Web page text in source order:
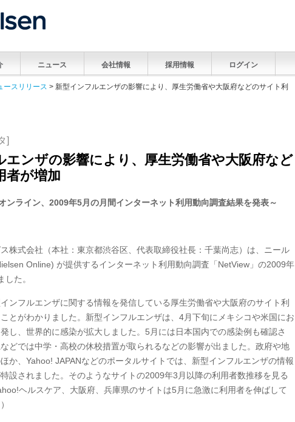
ニュース 会社情報 採用情報 ログイン
ースリリース > 新型インフルエンザの影響により、厚生労働省や大阪府などのサイト利
]
エンザの影響により、厚生労働省や大阪府など
者が増加
ンライン、2009年5月 の月間インターネット利用動向調査結果を発表～
株式会社（本社：東京都渋谷区、代表取締役社長：千葉尚志）は、ニール
Online) が提供するインターネット利用動向調査「NetView」の2009年
した。
ンフルエンザに関する情報を発信している厚生労働省や大阪府のサイト利
とがわかりました。新型インフルエンザは、4月下旬にメキシコや米国にお
し、世界的に感染が拡大しました。5月には日本国内での感染例も確認さ
どでは中学・高校の休校措置が取られるなどの影響が出ました。政府や地
か、Yahoo! JAPANなどのポータルサイトでは、新型インフルエンザの情報
設されました。そのようなサイトの2009年3月以降の利用者数推移を見る
ヘルスケア、大阪府、兵庫県のサイトは5月に急激に利用者を伸ばして